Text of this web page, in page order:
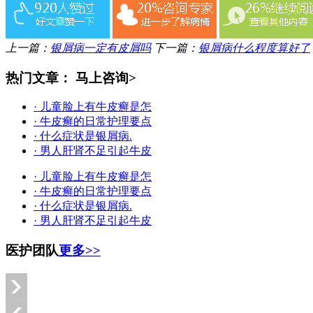
上一篇： 银屑病一定有皮屑吗 下一篇： 银屑病什么程度算好了
热门文章： 马上咨询>
· 儿童脸上有牛皮癣是怎
· 牛皮癣的日常护理要点
· 什么症状是银屑病.
· 男人肝肾不足引起牛皮
· 儿童脸上有牛皮癣是怎
· 牛皮癣的日常护理要点
· 什么症状是银屑病.
· 男人肝肾不足引起牛皮
医护团队更多>>